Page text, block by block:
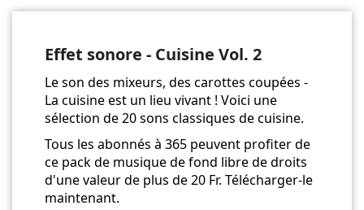
Effet sonore - Cuisine Vol. 2
Le son des mixeurs, des carottes coupées -
La cuisine est un lieu vivant ! Voici une
sélection de 20 sons classiques de cuisine.
Tous les abonnés à 365 peuvent profiter de
ce pack de musique de fond libre de droits
d'une valeur de plus de 20 Fr. Télécharger-le
maintenant.